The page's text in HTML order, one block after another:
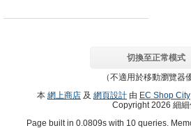
切換至正常模式
（不適用於移動瀏覽器
本 網上商店 及 網頁設計 由 EC Shop City
Copyright 2026 細細
Page built in 0.0809s with 10 queries.